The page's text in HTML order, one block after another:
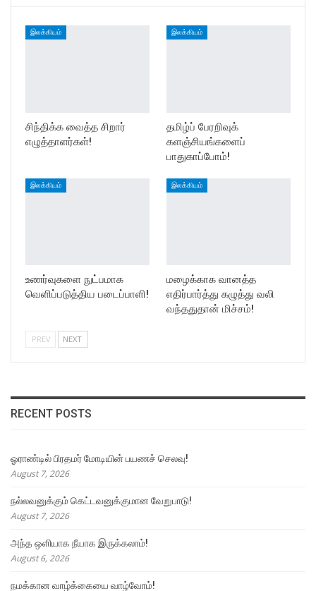
இலக்கியம்
சிந்திக்க வைத்த சிறார்
எழுத்தாளர்கள்!
இலக்கியம்
தமிழ்ப் பேரறிவுக்
களஞ்சியங்களைப்
பாதுகாப்போம்!
இலக்கியம்
உணர்வுகளை நுட்பமாக
வெளிப்படுத்திய படைப்பாளி!
இலக்கியம்
மழைக்காக வானத்த
எதிர்பார்த்து கழுத்து வலி
வந்ததுதான் மிச்சம்!
PREV NEXT
RECENT POSTS
ஓராண்டில் பிரதமர் மோடியின் பயணச் செலவு!
August 7, 2026
நல்லவனுக்கும் கெட்டவனுக்குமான வேறுபாடு!
August 7, 2026
அந்த ஒளியாக நீயாக இருக்கலாம்!
August 6, 2026
நமக்கான வாழ்க்கையை வாழ்வோம்!